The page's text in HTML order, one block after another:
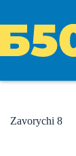
вмісту
Zavorychi 8